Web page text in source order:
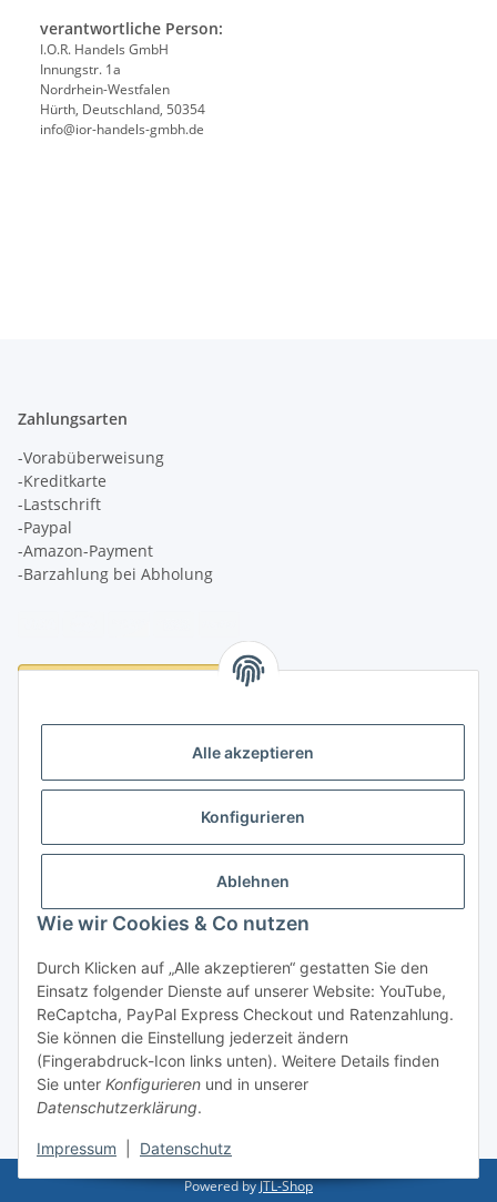
Alle akzeptieren
Konfigurieren
Ablehnen
Wie wir Cookies & Co nutzen
Durch Klicken auf „Alle akzeptieren“ gestatten Sie den
Einsatz folgender Dienste auf unserer Website: YouTube,
ReCaptcha, PayPal Express Checkout und Ratenzahlung.
Sie können die Einstellung jederzeit ändern
(Fingerabdruck-Icon links unten). Weitere Details finden
Sie unter Konfigurieren und in unserer
Datenschutzerklärung.
Impressum Datenschutz
verantwortliche Person:
I.O.R. Handels GmbH
Innungstr. 1a
Nordrhein-Westfalen
Hürth, Deutschland, 50354
info@ior-handels-gmbh.de
Zahlungsarten
-Vorabüberweisung
-Kreditkarte
-Lastschrift
-Paypal
-Amazon-Payment
-Barzahlung bei Abholung
Logistikpartner
Informationen
Rechtliches
Vertrag widerrufen
Powered byJTL-Shop